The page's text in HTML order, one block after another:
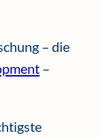
– die
–